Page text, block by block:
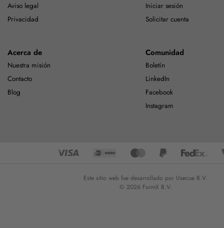
Aviso legal
Privacidad
Iniciar sesión
Solicitar cuenta
Acerca de
Nuestra misión
Contacto
Blog
Comunidad
Boletín
LinkedIn
Facebook
Instagram
Este sitio web fue desarrollado por Usecue B.V.
© 2026 FormX B.V.